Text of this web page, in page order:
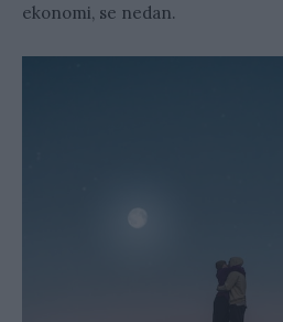
ekonomi, se nedan.